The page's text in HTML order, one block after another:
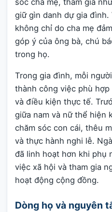
sóc cha mẹ, tham gia
giữ gìn danh dự gia
không chỉ do cha mẹ
góp ý của ông bà, chú
trong họ.
Trong gia đình, mỗi
thành công việc phù
và điều kiện thực tế.
giữa nam và nữ thể hiện
chăm sóc con cái, thêu
và thực hành nghi lễ.
đã linh hoạt hơn khi phụ
việc xã hội và tham gia
hoạt động cộng đồng.
Dòng họ và nguyên